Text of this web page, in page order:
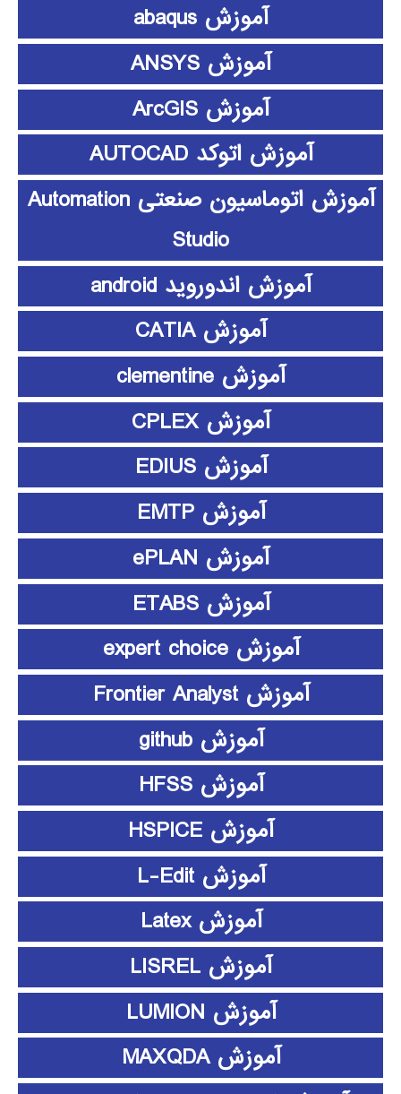
آموزش abaqus
آموزش ANSYS
آموزش ArcGIS
آموزش اتوکد AUTOCAD
آموزش اتوماسیون صنعتی Automation
Studio
آموزش اندوروید android
آموزش CATIA
آموزش clementine
آموزش CPLEX
آموزش EDIUS
آموزش EMTP
آموزش ePLAN
آموزش ETABS
آموزش expert choice
آموزش Frontier Analyst
آموزش github
آموزش HFSS
آموزش HSPICE
آموزش L-Edit
آموزش Latex
آموزش LISREL
آموزش LUMION
آموزش MAXQDA